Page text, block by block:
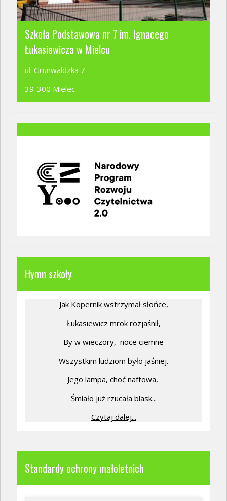
Szkoła Podstawowa nr 7 im. Ignacego
Łukasiewicza w Mielcu
ul. Grunwaldzka 7
39-300 Mielec
Hymn szkoły
Jak Kopernik wstrzymał słońce,
Łukasiewicz mrok rozjaśnił,
By w wieczory, noce ciemne
Wszystkim ludziom było jaśniej.
Jego lampa, choć naftowa,
Śmiało już rzucała blask...
Czytaj dalej...
Standardy ochrony małoletnich